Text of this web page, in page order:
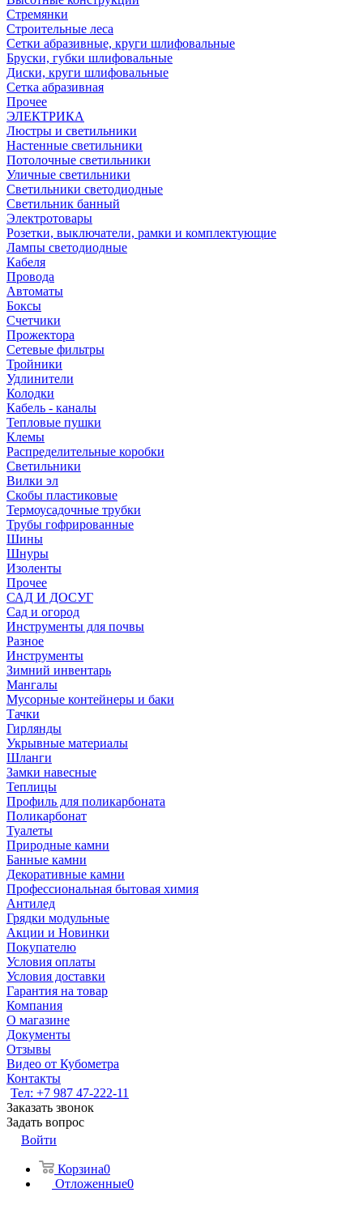
Стремянки
Строительные леса
Сетки абразивные, круги шлифовальные
Бруски, губки шлифовальные
Диски, круги шлифовальные
Сетка абразивная
Прочее
ЭЛЕКТРИКА
Люстры и светильники
Настенные светильники
Потолочные светильники
Уличные светильники
Светильники светодиодные
Светильник банный
Электротовары
Розетки, выключатели, рамки и комплектующие
Лампы светодиодные
Кабеля
Провода
Автоматы
Боксы
Счетчики
Прожектора
Сетевые фильтры
Тройники
Удлинители
Колодки
Кабель - каналы
Тепловые пушки
Клемы
Распределительные коробки
Светильники
Вилки эл
Скобы пластиковые
Термоусадочные трубки
Трубы гофрированные
Шины
Шнуры
Изоленты
Прочее
САД И ДОСУГ
Сад и огород
Инструменты для почвы
Разное
Инструменты
Зимний инвентарь
Мангалы
Мусорные контейнеры и баки
Тачки
Гирлянды
Укрывные материалы
Шланги
Замки навесные
Теплицы
Профиль для поликарбоната
Поликарбонат
Туалеты
Природные камни
Банные камни
Декоративные камни
Профессиональная бытовая химия
Антилед
Грядки модульные
Акции и Новинки
Покупателю
Условия оплаты
Условия доставки
Гарантия на товар
Компания
О магазине
Документы
Отзывы
Видео от Кубометра
Контакты
Тел: +7 987 47-222-11
Заказать звонок
Задать вопрос
Войти
Корзина0
Отложенные0